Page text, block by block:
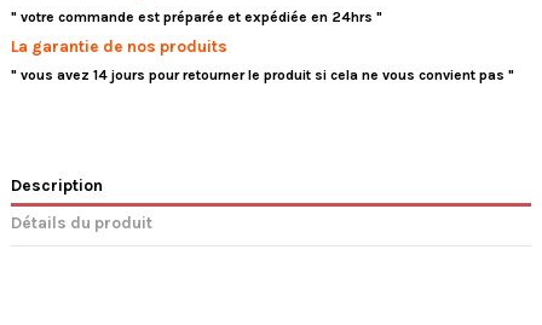
" votre commande est préparée et expédiée en 24hrs "
La garantie de nos produits
" vous avez 14 jours pour retourner le produit si cela ne vous convient pas "
Description
Détails du produit